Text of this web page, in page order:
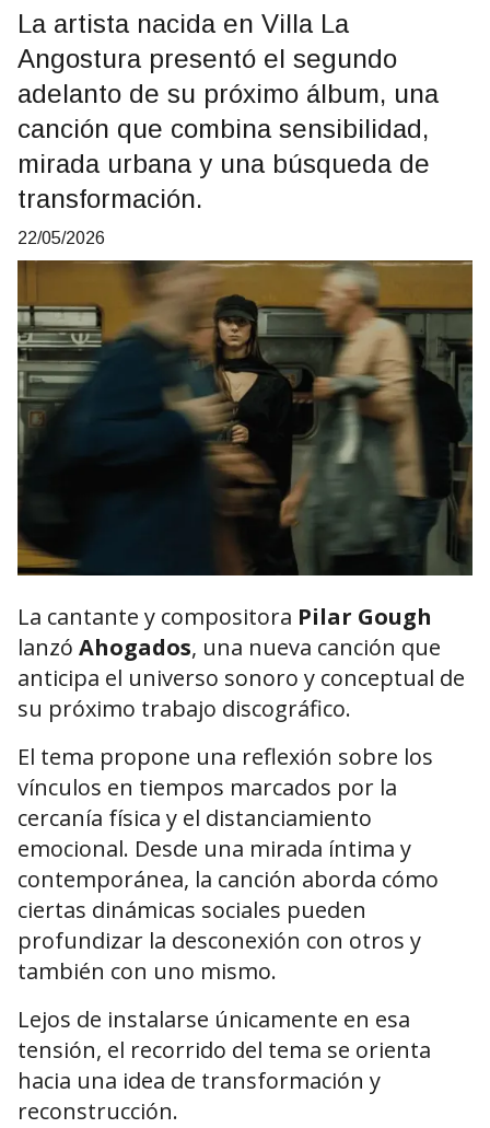
La artista nacida en Villa La
Angostura presentó el segundo
adelanto de su próximo álbum, una
canción que combina sensibilidad,
mirada urbana y una búsqueda de
transformación.
22/05/2026
La cantante y compositora Pilar Gough
lanzó Ahogados, una nueva canción que
anticipa el universo sonoro y conceptual de
su próximo trabajo discográfico.
El tema propone una reflexión sobre los
vínculos en tiempos marcados por la
cercanía física y el distanciamiento
emocional. Desde una mirada íntima y
contemporánea, la canción aborda cómo
ciertas dinámicas sociales pueden
profundizar la desconexión con otros y
también con uno mismo.
Lejos de instalarse únicamente en esa
tensión, el recorrido del tema se orienta
hacia una idea de transformación y
reconstrucción.